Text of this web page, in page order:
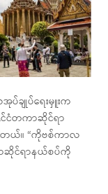
ပ်ချုပ်ရေးမှူးက
ငံတကာဆိုင်ရာ
တယ်။ “ကိုဗစ်ကာလ
ဆိုင်ရာနယ်စပ်ကို